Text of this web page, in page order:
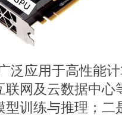
泛应用于高性能
联网及云数据中心
型训练与推理；二